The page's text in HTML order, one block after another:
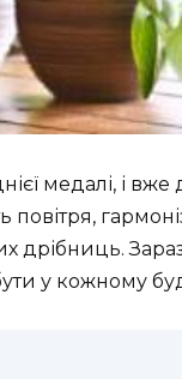
медалі, і
дрібниць.
у кожному